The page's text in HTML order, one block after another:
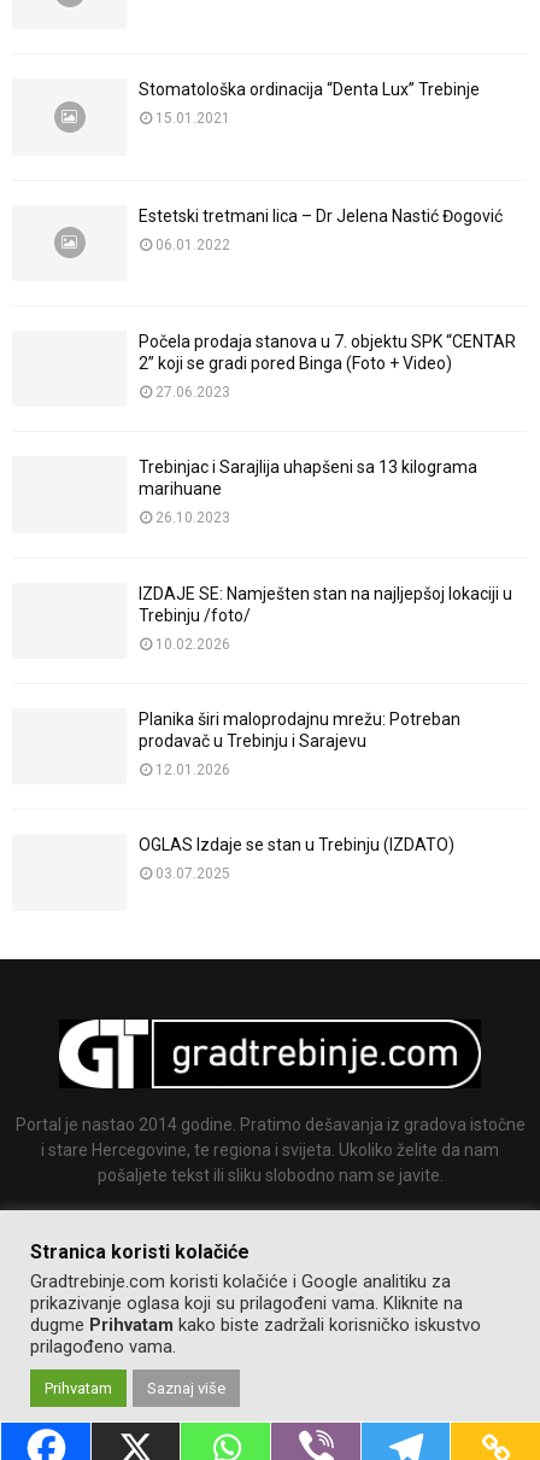
Stomatološka ordinacija “Denta Lux” Trebinje
15.01.2021
Estetski tretmani lica – Dr Jelena Nastić Đogović
06.01.2022
Počela prodaja stanova u 7. objektu SPK “CENTAR
2” koji se gradi pored Binga (Foto + Video)
27.06.2023
Trebinjac i Sarajlija uhapšeni sa 13 kilograma
marihuane
26.10.2023
IZDAJE SE: Namješten stan na najljepšoj lokaciji u
Trebinju /foto/
10.02.2026
Planika širi maloprodajnu mrežu: Potreban
prodavač u Trebinju i Sarajevu
12.01.2026
OGLAS Izdaje se stan u Trebinju (IZDATO)
03.07.2025
Portal je nastao 2014 godine. Pratimo dešavanja iz gradova istočne
i stare Hercegovine, te regiona i svijeta. Ukoliko želite da nam
pošaljete tekst ili sliku slobodno nam se javite.
@2014-2020. Sva prava zadržana.
Stranica koristi kolačiće
Gradtrebinje.com koristi kolačiće i Google analitiku za
prikazivanje oglasa koji su prilagođeni vama. Kliknite na
dugme Prihvatam kako biste zadržali korisničko iskustvo
prilagođeno vama.
Prihvatam Saznaj više